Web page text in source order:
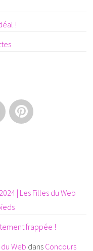
!
| Les Filles du Web
frappée !
Web dans Concours